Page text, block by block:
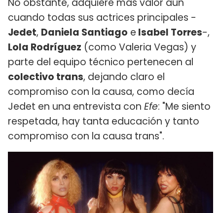
cuando todas sus actrices principales -
Jedet, Daniela Santiago e Isabel Torres-,
Lola Rodríguez (como Valeria Vegas) y
parte del equipo técnico pertenecen al
colectivo trans, dejando claro el
compromiso con la causa, como decía
Jedet en una entrevista con Efe: "Me siento
respetada, hay tanta educación y tanto
compromiso con la causa trans".